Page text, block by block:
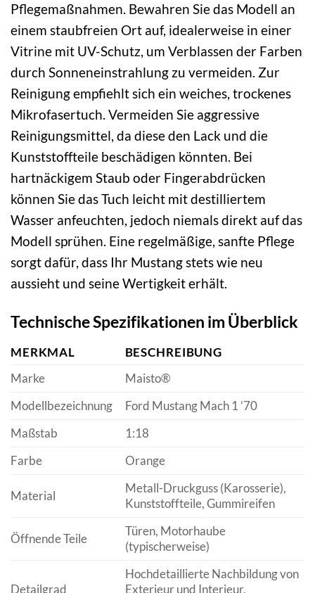
Pflegemaßnahmen. Bewahren Sie das Modell an
einem staubfreien Ort auf, idealerweise in einer
Vitrine mit UV-Schutz, um Verblassen der Farben
durch Sonneneinstrahlung zu vermeiden. Zur
Reinigung empfiehlt sich ein weiches, trockenes
Mikrofasertuch. Vermeiden Sie aggressive
Reinigungsmittel, da diese den Lack und die
Kunststoffteile beschädigen könnten. Bei
hartnäckigem Staub oder Fingerabdrücken
können Sie das Tuch leicht mit destilliertem
Wasser anfeuchten, jedoch niemals direkt auf das
Modell sprühen. Eine regelmäßige, sanfte Pflege
sorgt dafür, dass Ihr Mustang stets wie neu
aussieht und seine Wertigkeit erhält.
Technische Spezifikationen im Überblick
MERKMAL
BESCHREIBUNG
Marke
Maisto®
Modellbezeichnung
Ford Mustang Mach 1 ’70
Maßstab
1:18
Farbe
Orange
Material
Metall-Druckguss (Karosserie),
Kunststoffteile, Gummireifen
Öffnende Teile
Türen, Motorhaube
(typischerweise)
Detailgrad
Hochdetaillierte Nachbildung von
Exterieur und Interieur,